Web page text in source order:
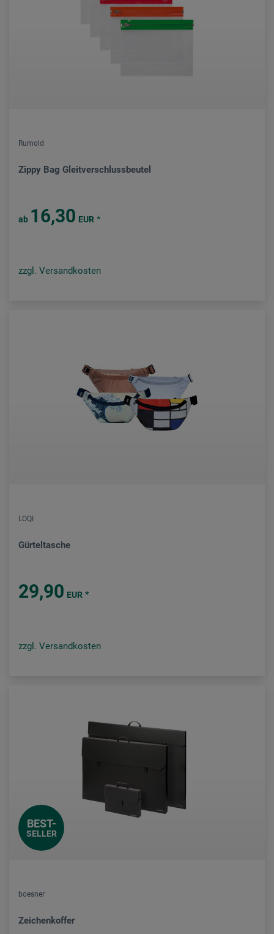
Rumold
Zippy Bag Gleitverschlussbeutel
ab 16,30 EUR *
zzgl. Versandkosten
LOQI
Gürteltasche
29,90 EUR *
zzgl. Versandkosten
BEST-
SELLER
boesner
Zeichenkoffer